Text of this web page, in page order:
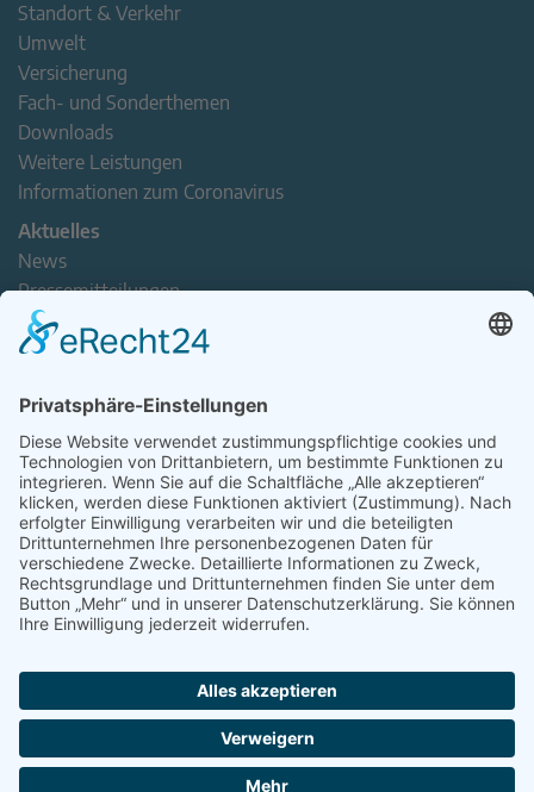
Standort & Verkehr
Umwelt
Versicherung
Fach- und Sonderthemen
Downloads
Weitere Leistungen
Informationen zum Coronavirus
Aktuelles
News
Pressemitteilungen
Newsletter
Handel(n) im Norden – Mitgliederjournal
Verband erleben
Der Tag des Norddeutschen Handels
Jetzt Mitarbeitende nominieren – Personal Award 2026
handel2go – Podcast mit Kuhlage und Gästen
Veranstaltungen
Intern
Mitgliederbereich
Disclaimer